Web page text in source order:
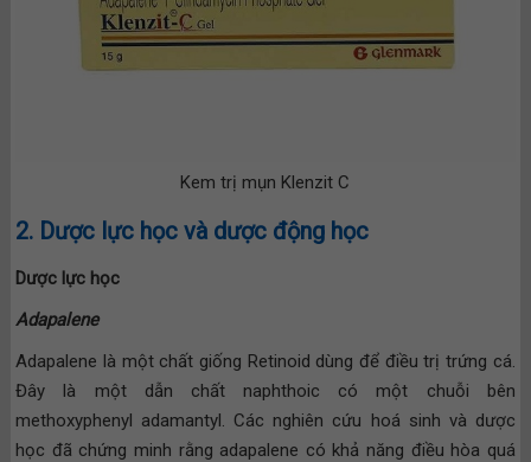
Kem trị mụn Klenzit C
2. Dược lực học và dược động học
Dược lực học
Adapalene
Adapalene là một chất giống Retinoid dùng để điều trị trứng cá.
Đây là một dẫn chất naphthoic có một chuỗi bên
methoxyphenyl adamantyl. Các nghiên cứu hoá sinh và dược
học đã chứng minh rằng adapalene có khả năng điều hòa quá